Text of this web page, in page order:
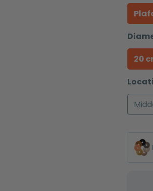
20